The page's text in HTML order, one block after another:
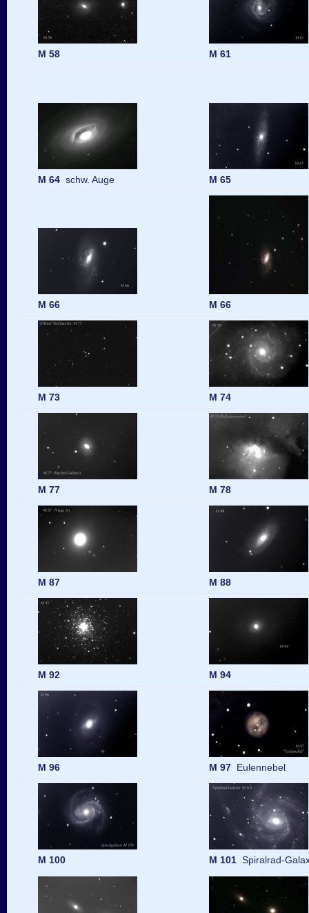
M 58 M 61
M 64 schw. Auge M 65
M 66 M 66
M 73 M 74
M 77 M 78
M 87 M 88
M 92 M 94
M 96 M 97 Eulennebel
M 100 M 101 Spiralrad-